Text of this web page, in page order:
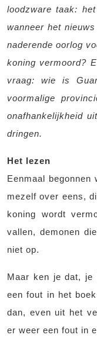
loodzware taak:
wanneer het
naderende oorlog
koning vermoord?
vraag: wie is
voormalige
onafhankelijkheid
dringen.
Het lezen
Eenmaal
mezelf over eens,
koning wordt
vallen, demonen
niet op.
Maar ken je dat, je
een fout in het
dan, even uit het
er weer een fout in